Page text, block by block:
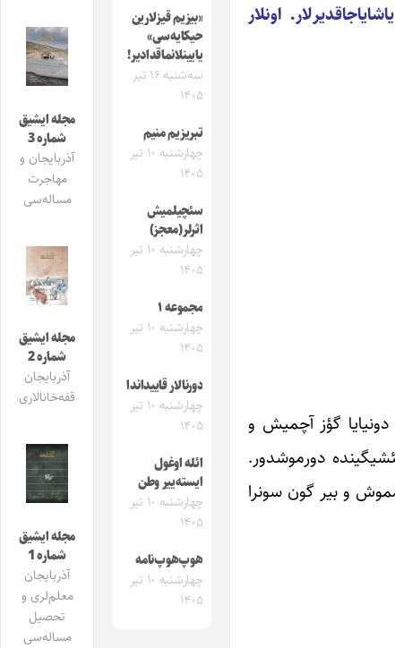
اونلار
بهرنگی”، 1320ینجی ایل تبریز شهرینده دونیایا گؤز آچمیش و
دورموشدور.
گونو ابدی‌لیک حیاتا گؤز یومموش و بیر گون سونرا
«بیزیم قیزلارین
حیکایه‌سی»
یایینلانماقدادیر!
سه‌شنبه ۱۶ تیر
۱۴۰۵
تبریزیم منیم
چهارشنبه ۱۰ تیر
۱۴۰۵
سئچیلمیش
اثرلر(معجز)
چهارشنبه ۱۰ تیر
۱۴۰۵
مجموعه ۱
چهارشنبه ۱۰ تیر
۱۴۰۵
دورنالار قاییداندا
چهارشنبه ۱۰ تیر
۱۴۰۵
ائله اوغول
ایسته‌ییر وطن
چهارشنبه ۱۰ تیر
۱۴۰۵
هوپ‌هوپ‌نامه
چهارشنبه ۱۰ تیر
۱۴۰۵
مجله ایشیق
شماره 3
آذربایجان و
مهاجرت
مساله‌سی
مجله ایشیق
شماره 2
آذربایجان
قفه‌خانالاری
مجله ایشیق
شماره 1
آذربایجان
معلم‌لری و
تحصیل
مساله‌سی